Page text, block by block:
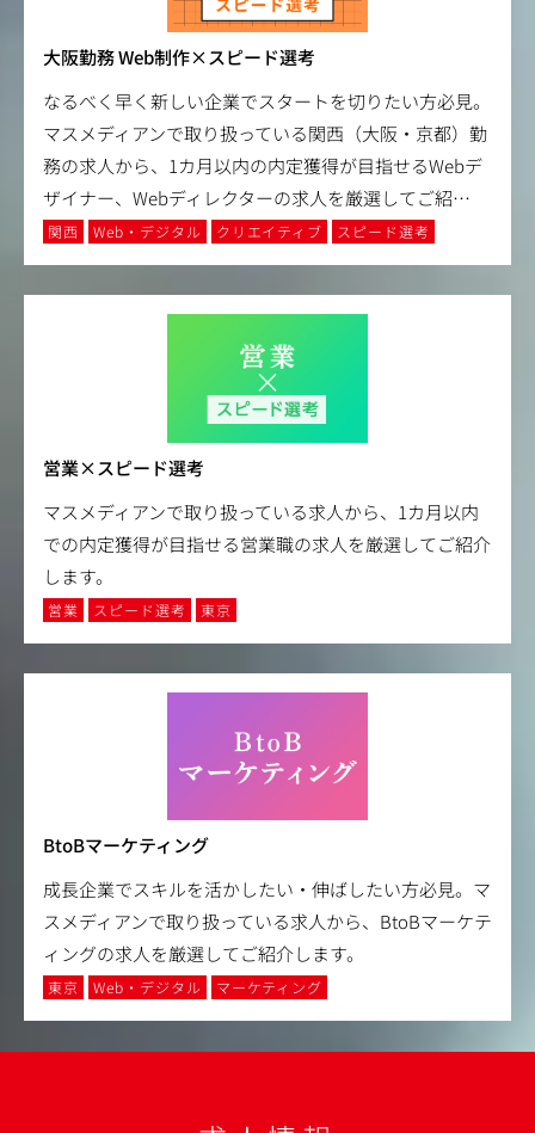
大阪勤務 Web制作×スピード選考
なるべく早く新しい企業でスタートを切りたい方必見。
マスメディアンで取り扱っている関西（大阪・京都）勤
務の求人から、1カ月以内の内定獲得が目指せるWebデ
ザイナー、Webディレクターの求人を厳選してご紹…
関西 Web・デジタル クリエイティブ スピード選考
営業×スピード選考
マスメディアンで取り扱っている求人から、1カ月以内
での内定獲得が目指せる営業職の求人を厳選してご紹介
します。
営業 スピード選考 東京
BtoBマーケティング
成長企業でスキルを活かしたい・伸ばしたい方必見。マ
スメディアンで取り扱っている求人から、BtoBマーケテ
ィングの求人を厳選してご紹介します。
東京 Web・デジタル マーケティング